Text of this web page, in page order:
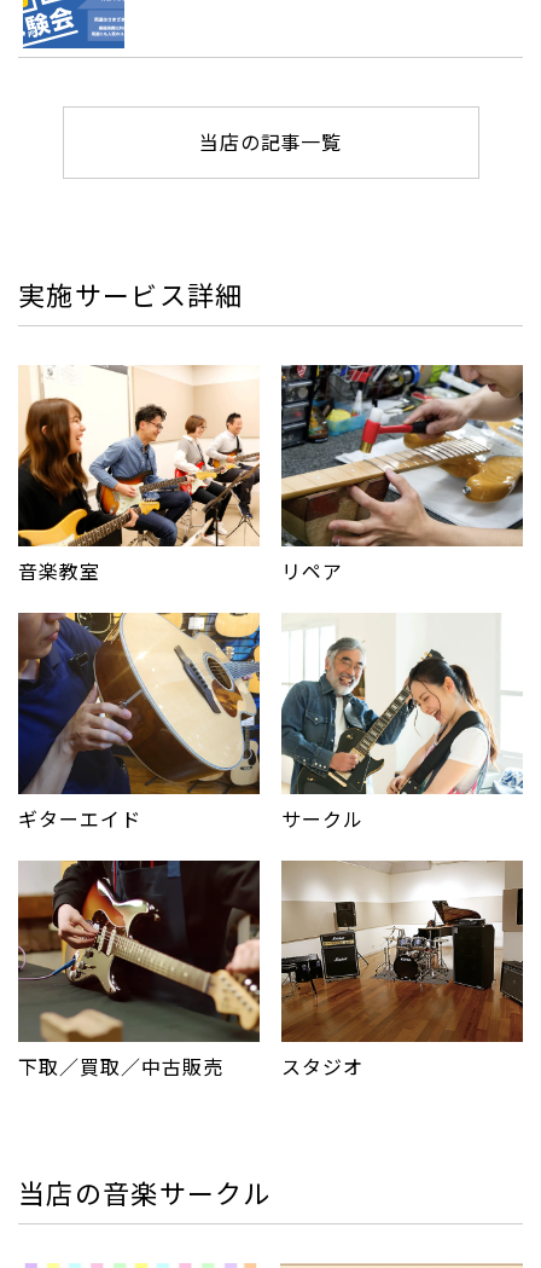
当店の記事一覧
実施サービス詳細
音楽教室 リペア
ギターエイド サークル
下取／買取／中古販売 スタジオ
当店の音楽サークル